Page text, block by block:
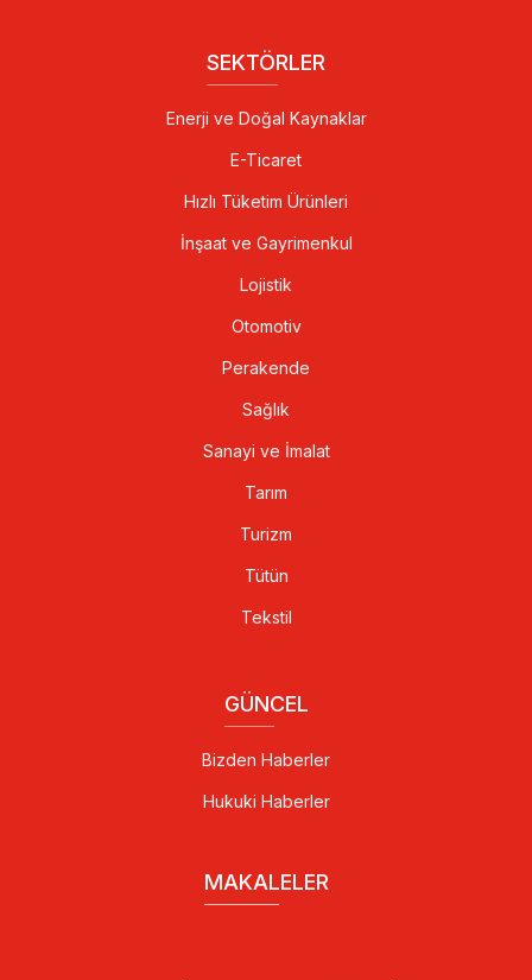
SEKTÖRLER
Enerji ve Doğal Kaynaklar
E-Ticaret
Hızlı Tüketim Ürünleri
İnşaat ve Gayrimenkul
Lojistik
Otomotiv
Perakende
Sağlık
Sanayi ve İmalat
Tarım
Turizm
Tütün
Tekstil
GÜNCEL
Bizden Haberler
Hukuki Haberler
MAKALELER